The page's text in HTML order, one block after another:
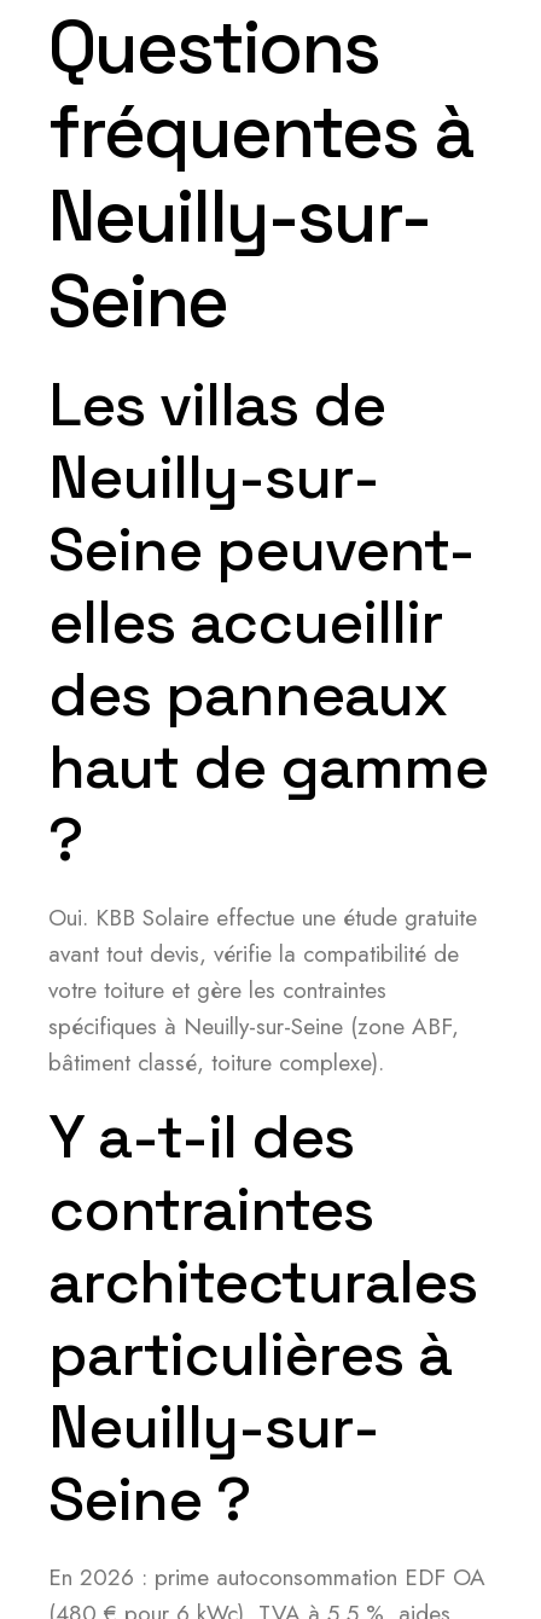
Questions
fréquentes à
Neuilly-sur-
Seine
Les villas de
Neuilly-sur-
Seine peuvent-
elles accueillir
des panneaux
haut de gamme
?
Oui. KBB Solaire effectue une étude gratuite
avant tout devis, vérifie la compatibilité de
votre toiture et gère les contraintes
spécifiques à Neuilly-sur-Seine (zone ABF,
bâtiment classé, toiture complexe).
Y a-t-il des
contraintes
architecturales
particulières à
Neuilly-sur-
Seine ?
En 2026 : prime autoconsommation EDF OA